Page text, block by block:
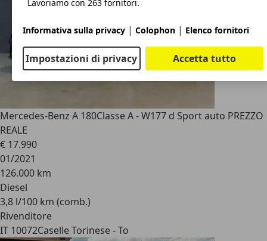
Mercedes-Benz A 180Classe A - W177 d Sport auto PREZZO
REALE
€ 17.990
01/2021
126.000 km
Diesel
3,8 l/100 km (comb.)
Rivenditore
IT 10072Caselle Torinese - To
Lavoriamo con 263 fornitori.
Informativa sulla privacy | Colophon | Elenco fornitori
Impostazioni di privacy Accetta tutto